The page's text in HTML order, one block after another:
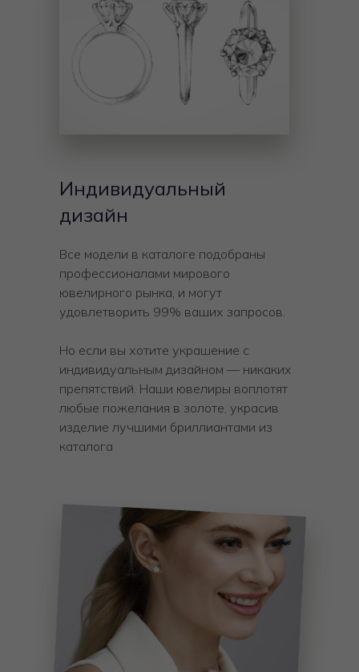
Индивидуальный
дизайн
Все модели в каталоге подобраны
профессионалами мирового
ювелирного рынка, и могут
удовлетворить 99% ваших запросов.
Но если вы хотите украшение с
индивидуальным дизайном — никаких
препятствий. Наши ювелиры воплотят
любые пожелания в золоте, украсив
изделие лучшими бриллиантами из
каталога